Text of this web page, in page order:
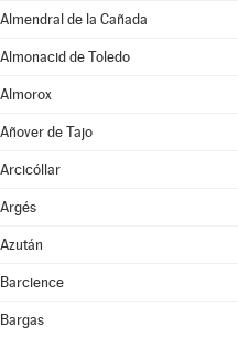
Almendral de la Cañada
Almonacid de Toledo
Almorox
Añover de Tajo
Arcicóllar
Argés
Azután
Barcience
Bargas